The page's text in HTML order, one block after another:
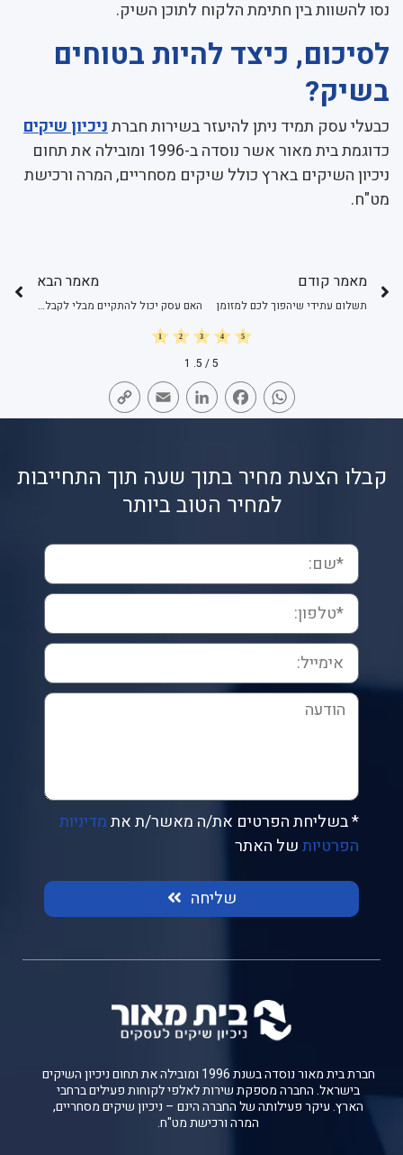
נסו להשוות בין חתימת הלקוח לתוכן השיק.
לסיכום, כיצד להיות בטוחים
בשיק?
כבעלי עסק תמיד ניתן להיעזר בשירות חברתניכיון שיקים
כדוגמת בית מאור אשר נוסדה ב-1996 ומובילה את תחום
ניכיון השיקים בארץ כולל שיקים מסחריים, המרה ורכישת
מט"ח.
מאמר קודם
תשלום עתידי שיהפוך לכם למזומן
מאמר הבא
האם עסק יכול להתקיים מבלי לקבל צ'קים?
5
/ 5.
1
WhatsApp
Facebook
LinkedIn
Email
Link
קבלו הצעת מחיר בתוך שעה תוך התחייבות
למחיר הטוב ביותר
* בשליחת הפרטים את/ה מאשר/ת אתמדיניות
הפרטיותשל האתר
שליחה
חברת בית מאור נוסדה בשנת 1996 ומובילה את תחום ניכיון השיקים
בישראל. החברה מספקת שירות לאלפי לקוחות פעילים ברחבי
הארץ. עיקר פעילותה של החברה הינם – ניכיון שיקים מסחריים,
המרה ורכישת מט"ח.